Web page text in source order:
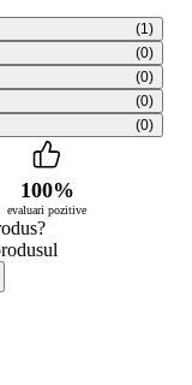
(1)
(0)
(0)
(0)
(0)
100%
evaluari pozitive